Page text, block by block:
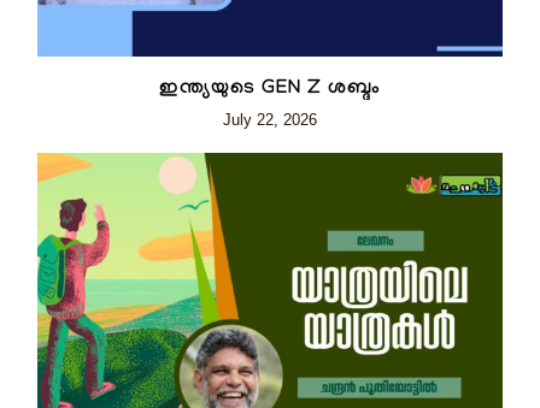
ഇന്ത്യയുടെ GEN Z ശബ്ദം
July 22, 2026